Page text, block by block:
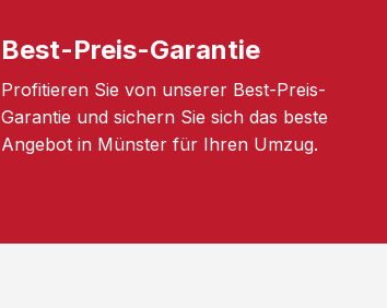
Best-Preis-Garantie
Profitieren Sie von unserer Best-Preis-
Garantie und sichern Sie sich das beste
Angebot in Münster für Ihren Umzug.